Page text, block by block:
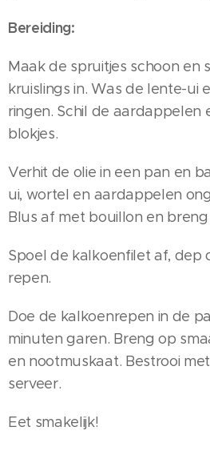
Bereiding:
Maak de spruitjes schoon en
kruislings in. Was de lente-ui
ringen. Schil de aardappelen
blokjes.
Verhit de olie in een pan en
ui, wortel en aardappelen
Blus af met bouillon en
Spoel de kalkoenfilet af, dep
repen.
Doe de kalkoenrepen in de
minuten garen. Breng op
en nootmuskaat. Bestrooi
serveer.
Eet smakelijk!